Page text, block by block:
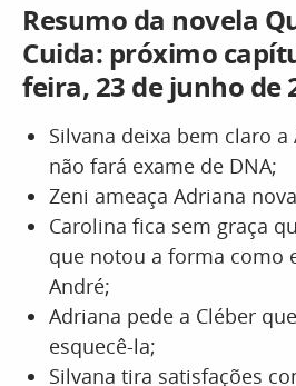
Resumo da novela
Cuida: próximo
feira, 23 de junho de
Silvana deixa bem claro
não fará exame de DNA;
Zeni ameaça Adriana
Carolina fica sem graça
que notou a forma como
André;
Adriana pede a Cléber
esquecê-la;
Silvana tira satisfações